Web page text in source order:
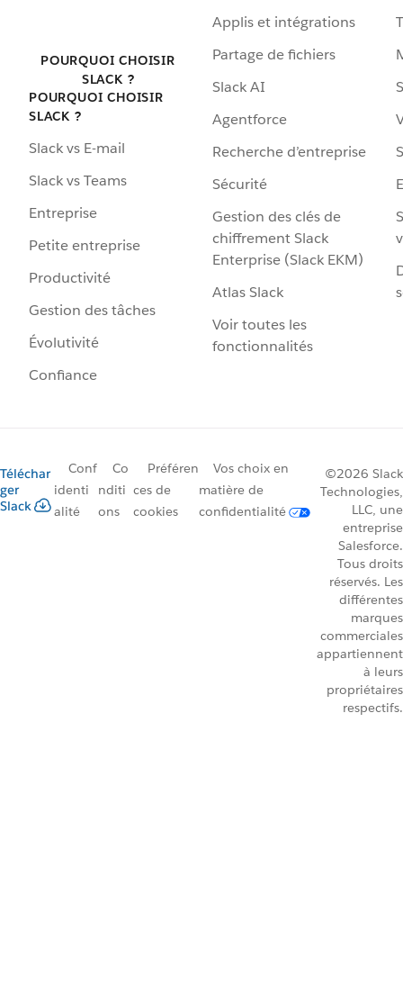
POURQUOI CHOISIR
SLACK ?
POURQUOI CHOISIR
SLACK ?
Slack vs E-mail
Slack vs Teams
Entreprise
Petite entreprise
Productivité
Gestion des tâches
Évolutivité
Confiance
Applis et intégrations
Partage de fichiers
Slack AI
Agentforce
Recherche d’entreprise
Sécurité
Gestion des clés de
chiffrement Slack
Enterprise (Slack EKM)
Atlas Slack
Voir toutes les
fonctionnalités
Téléchar
ger
Slack
Conf
identi
alité
Co
nditi
ons
Préféren
ces de
cookies
Vos choix en
matière de
confidentialité
©2026 Slack
Technologies,
LLC, une
entreprise
Salesforce.
Tous droits
réservés. Les
différentes
marques
commerciales
appartiennent
à leurs
propriétaires
respectifs.